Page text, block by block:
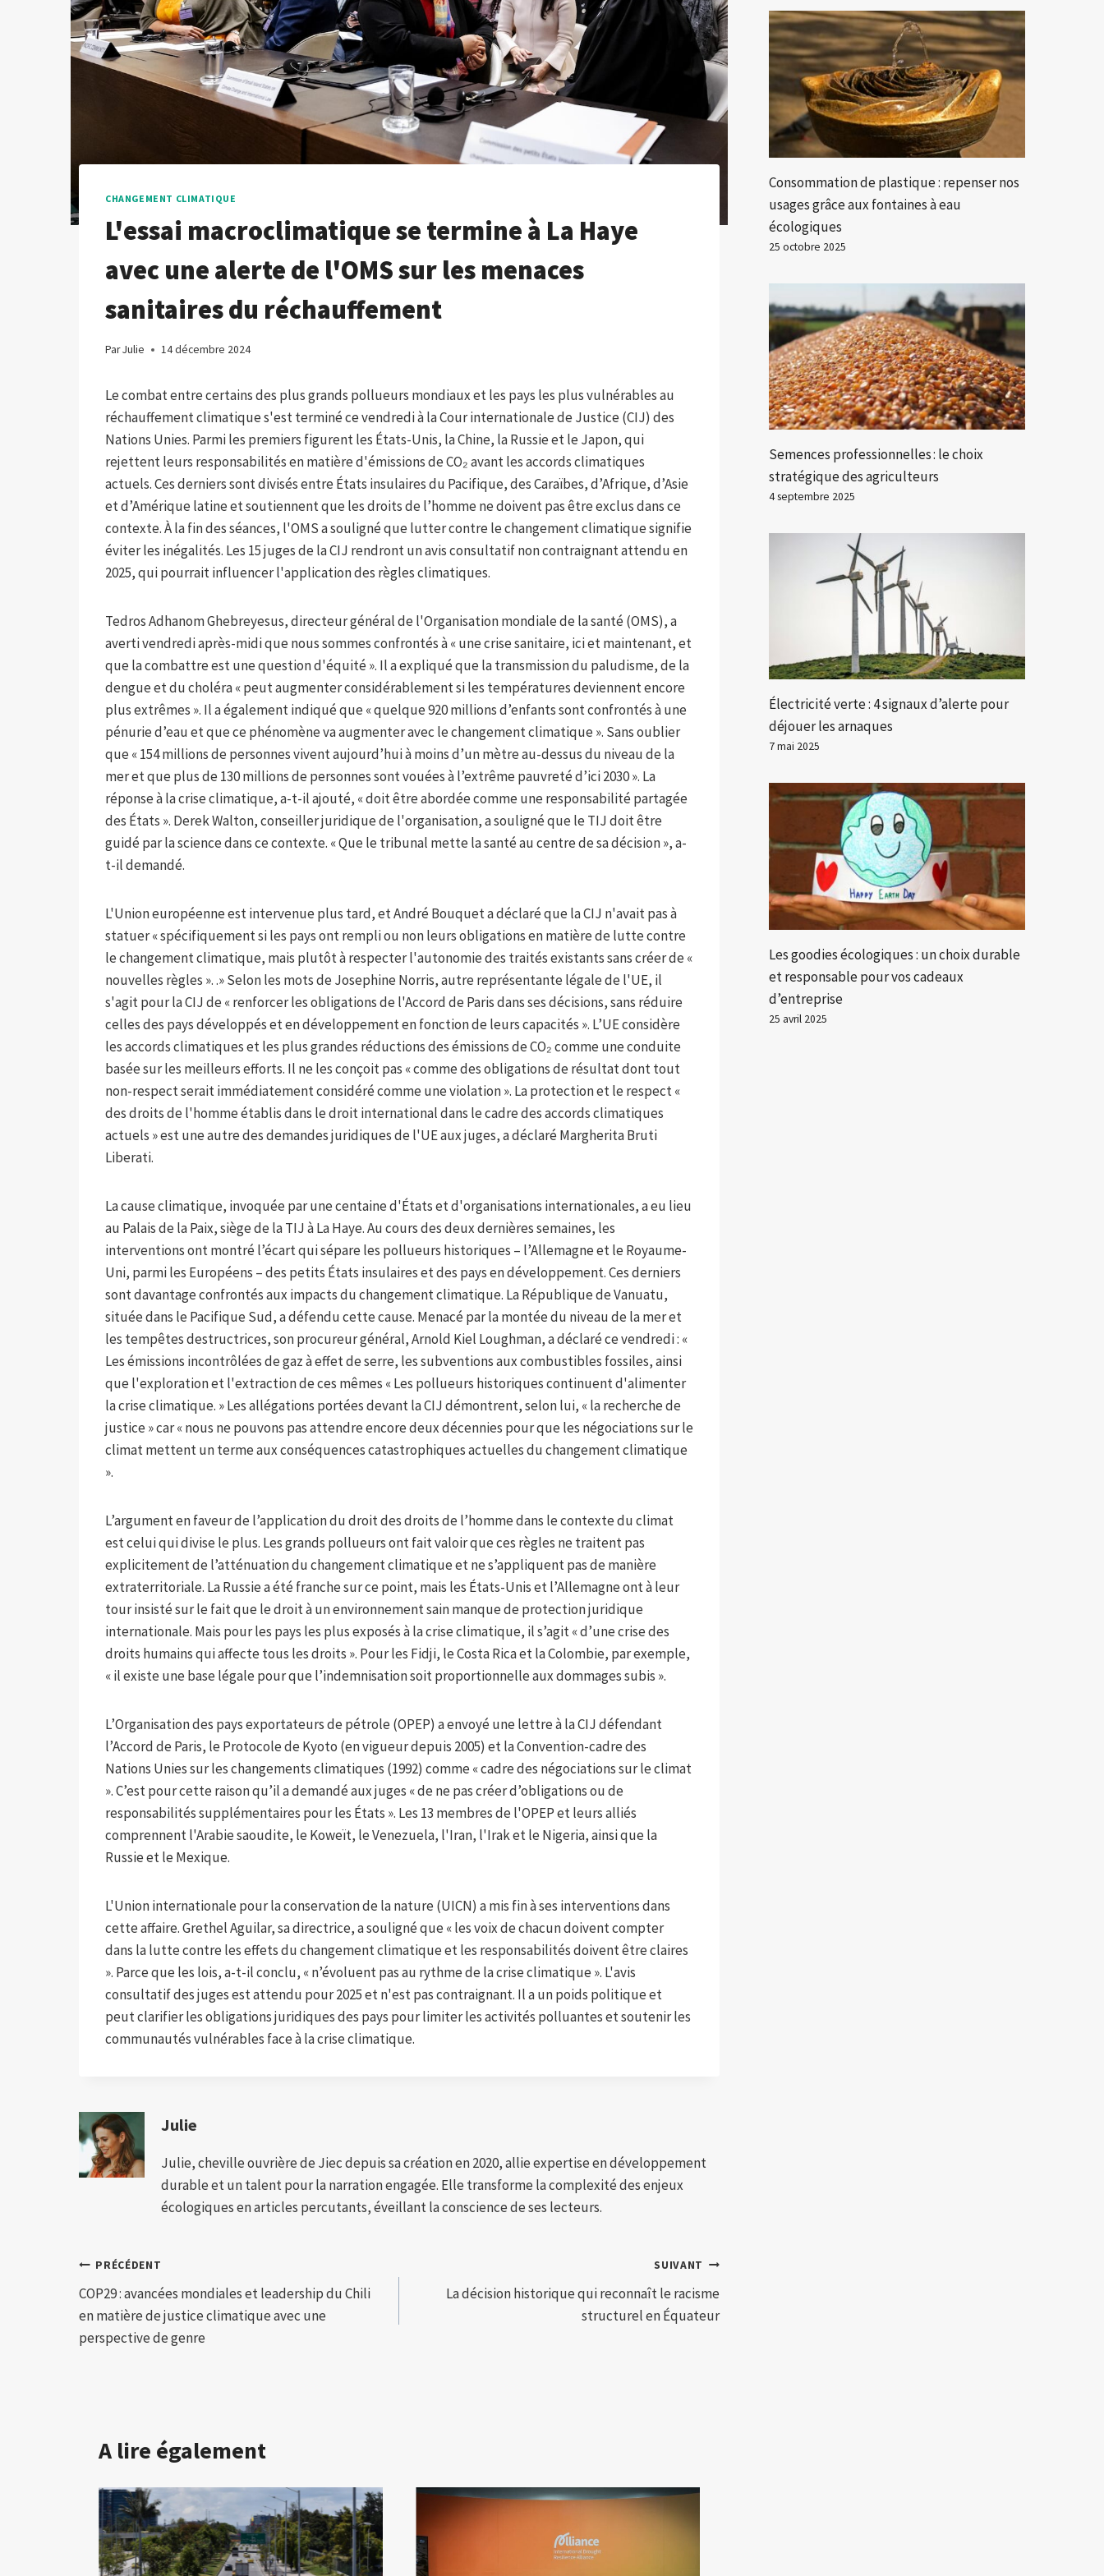
CHANGEMENT CLIMATIQUE
L'essai macroclimatique se termine à La Haye
avec une alerte de l'OMS sur les menaces
sanitaires du réchauffement
ParJulie 14 décembre 2024
Le combat entre certains des plus grands pollueurs mondiaux et les pays les plus vulnérables au
réchauffement climatique s'est terminé ce vendredi à la Cour internationale de Justice (CIJ) des
Nations Unies. Parmi les premiers figurent les États-Unis, la Chine, la Russie et le Japon, qui
rejettent leurs responsabilités en matière d'émissions de CO₂ avant les accords climatiques
actuels. Ces derniers sont divisés entre États insulaires du Pacifique, des Caraïbes, d’Afrique, d’Asie
et d’Amérique latine et soutiennent que les droits de l’homme ne doivent pas être exclus dans ce
contexte. À la fin des séances, l'OMS a souligné que lutter contre le changement climatique signifie
éviter les inégalités. Les 15 juges de la CIJ rendront un avis consultatif non contraignant attendu en
2025, qui pourrait influencer l'application des règles climatiques.
Tedros Adhanom Ghebreyesus, directeur général de l'Organisation mondiale de la santé (OMS), a
averti vendredi après-midi que nous sommes confrontés à « une crise sanitaire, ici et maintenant, et
que la combattre est une question d'équité ». Il a expliqué que la transmission du paludisme, de la
dengue et du choléra « peut augmenter considérablement si les températures deviennent encore
plus extrêmes ». Il a également indiqué que « quelque 920 millions d’enfants sont confrontés à une
pénurie d’eau et que ce phénomène va augmenter avec le changement climatique ». Sans oublier
que « 154 millions de personnes vivent aujourd’hui à moins d’un mètre au-dessus du niveau de la
mer et que plus de 130 millions de personnes sont vouées à l’extrême pauvreté d’ici 2030 ». La
réponse à la crise climatique, a-t-il ajouté, « doit être abordée comme une responsabilité partagée
des États ». Derek Walton, conseiller juridique de l'organisation, a souligné que le TIJ doit être
guidé par la science dans ce contexte. « Que le tribunal mette la santé au centre de sa décision », a-
t-il demandé.
L'Union européenne est intervenue plus tard, et André Bouquet a déclaré que la CIJ n'avait pas à
statuer « spécifiquement si les pays ont rempli ou non leurs obligations en matière de lutte contre
le changement climatique, mais plutôt à respecter l'autonomie des traités existants sans créer de «
nouvelles règles ». .» Selon les mots de Josephine Norris, autre représentante légale de l'UE, il
s'agit pour la CIJ de « renforcer les obligations de l'Accord de Paris dans ses décisions, sans réduire
celles des pays développés et en développement en fonction de leurs capacités ». L’UE considère
les accords climatiques et les plus grandes réductions des émissions de CO₂ comme une conduite
basée sur les meilleurs efforts. Il ne les conçoit pas « comme des obligations de résultat dont tout
non-respect serait immédiatement considéré comme une violation ». La protection et le respect «
des droits de l'homme établis dans le droit international dans le cadre des accords climatiques
actuels » est une autre des demandes juridiques de l'UE aux juges, a déclaré Margherita Bruti
Liberati.
La cause climatique, invoquée par une centaine d'États et d'organisations internationales, a eu lieu
au Palais de la Paix, siège de la TIJ à La Haye. Au cours des deux dernières semaines, les
interventions ont montré l’écart qui sépare les pollueurs historiques – l’Allemagne et le Royaume-
Uni, parmi les Européens – des petits États insulaires et des pays en développement. Ces derniers
sont davantage confrontés aux impacts du changement climatique. La République de Vanuatu,
située dans le Pacifique Sud, a défendu cette cause. Menacé par la montée du niveau de la mer et
les tempêtes destructrices, son procureur général, Arnold Kiel Loughman, a déclaré ce vendredi : «
Les émissions incontrôlées de gaz à effet de serre, les subventions aux combustibles fossiles, ainsi
que l'exploration et l'extraction de ces mêmes « Les pollueurs historiques continuent d'alimenter
la crise climatique. » Les allégations portées devant la CIJ démontrent, selon lui, « la recherche de
justice » car « nous ne pouvons pas attendre encore deux décennies pour que les négociations sur le
climat mettent un terme aux conséquences catastrophiques actuelles du changement climatique
».
L’argument en faveur de l’application du droit des droits de l’homme dans le contexte du climat
est celui qui divise le plus. Les grands pollueurs ont fait valoir que ces règles ne traitent pas
explicitement de l’atténuation du changement climatique et ne s’appliquent pas de manière
extraterritoriale. La Russie a été franche sur ce point, mais les États-Unis et l’Allemagne ont à leur
tour insisté sur le fait que le droit à un environnement sain manque de protection juridique
internationale. Mais pour les pays les plus exposés à la crise climatique, il s’agit « d’une crise des
droits humains qui affecte tous les droits ». Pour les Fidji, le Costa Rica et la Colombie, par exemple,
« il existe une base légale pour que l’indemnisation soit proportionnelle aux dommages subis ».
L’Organisation des pays exportateurs de pétrole (OPEP) a envoyé une lettre à la CIJ défendant
l’Accord de Paris, le Protocole de Kyoto (en vigueur depuis 2005) et la Convention-cadre des
Nations Unies sur les changements climatiques (1992) comme « cadre des négociations sur le climat
». C’est pour cette raison qu’il a demandé aux juges « de ne pas créer d’obligations ou de
responsabilités supplémentaires pour les États ». Les 13 membres de l'OPEP et leurs alliés
comprennent l'Arabie saoudite, le Koweït, le Venezuela, l'Iran, l'Irak et le Nigeria, ainsi que la
Russie et le Mexique.
L'Union internationale pour la conservation de la nature (UICN) a mis fin à ses interventions dans
cette affaire. Grethel Aguilar, sa directrice, a souligné que « les voix de chacun doivent compter
dans la lutte contre les effets du changement climatique et les responsabilités doivent être claires
». Parce que les lois, a-t-il conclu, « n’évoluent pas au rythme de la crise climatique ». L'avis
consultatif des juges est attendu pour 2025 et n'est pas contraignant. Il a un poids politique et
peut clarifier les obligations juridiques des pays pour limiter les activités polluantes et soutenir les
communautés vulnérables face à la crise climatique.
Julie
Julie, cheville ouvrière de Jiec depuis sa création en 2020, allie expertise en développement
durable et un talent pour la narration engagée. Elle transforme la complexité des enjeux
écologiques en articles percutants, éveillant la conscience de ses lecteurs.
Navigation
de
l’article
PRÉCÉDENT
COP29 : avancées mondiales et leadership du Chili
en matière de justice climatique avec une
perspective de genre
SUIVANT
La décision historique qui reconnaît le racisme
structurel en Équateur
A lire également
Consommation de plastique : repenser nos
usages grâce aux fontaines à eau
écologiques
25 octobre 2025
Semences professionnelles : le choix
stratégique des agriculteurs
4 septembre 2025
Électricité verte : 4 signaux d’alerte pour
déjouer les arnaques
7 mai 2025
Les goodies écologiques : un choix durable
et responsable pour vos cadeaux
d’entreprise
25 avril 2025